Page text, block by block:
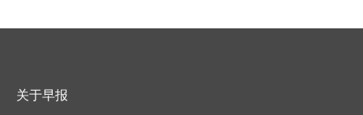
关于早报